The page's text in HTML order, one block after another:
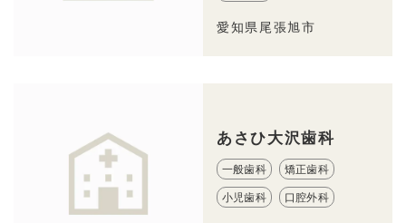
愛知県尾張旭市
あさひ大沢歯科
一般歯科 矯正歯科
小児歯科 口腔外科